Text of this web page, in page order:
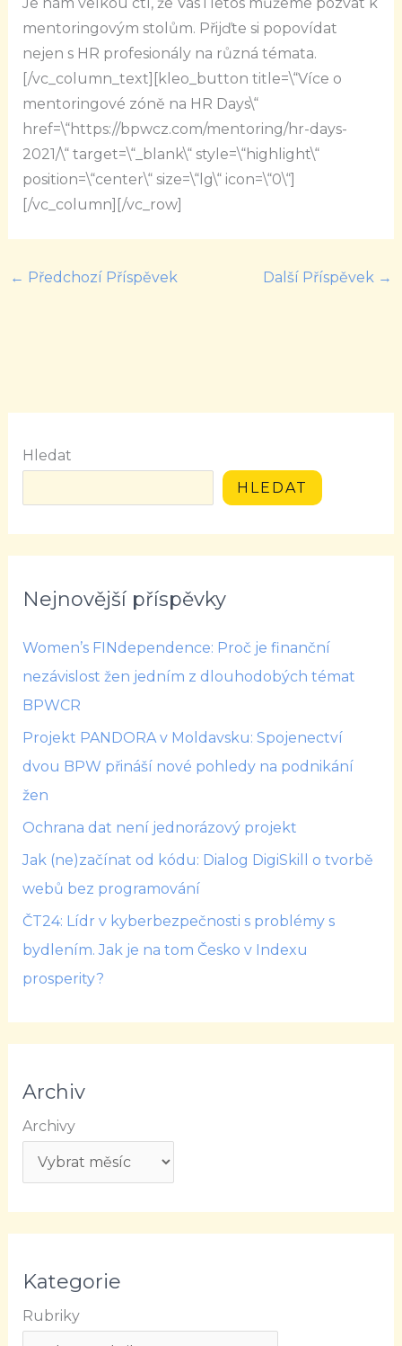
mentoringovým stolům. Přijďte si popovídat
nejen s HR profesionály na různá témata.
[/vc_column_text][kleo_button title=\“Více o
mentoringové zóně na HR Days\“
href=\“https://bpwcz.com/mentoring/hr-days-
2021/\“ target=\“_blank\“ style=\“highlight\“
position=\“center\“ size=\“lg\“ icon=\“0\“]
[/vc_column][/vc_row]
← Předchozí Příspěvek Další Příspěvek →
Hledat
HLEDAT
Nejnovější příspěvky
Women’s FINdependence: Proč je finanční
nezávislost žen jedním z dlouhodobých témat
BPWCR
Projekt PANDORA v Moldavsku: Spojenectví
dvou BPW přináší nové pohledy na podnikání
žen
Ochrana dat není jednorázový projekt
Jak (ne)začínat od kódu: Dialog DigiSkill o tvorbě
webů bez programování
ČT24: Lídr v kyberbezpečnosti s problémy s
bydlením. Jak je na tom Česko v Indexu
prosperity?
Archiv
Archivy
Kategorie
Rubriky